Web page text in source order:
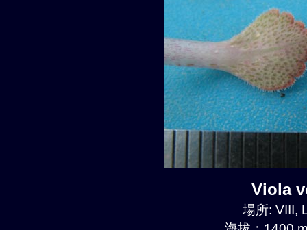
Viola
場所: VIII,